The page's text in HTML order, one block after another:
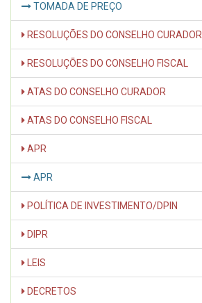
TOMADA DE PREÇO
RESOLUÇÕES DO CONSELHO CURADOR
RESOLUÇÕES DO CONSELHO FISCAL
ATAS DO CONSELHO CURADOR
ATAS DO CONSELHO FISCAL
APR
APR
POLÍTICA DE INVESTIMENTO/DPIN
DIPR
LEIS
DECRETOS